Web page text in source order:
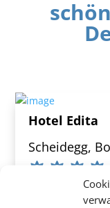
Hotel Edita
Scheidegg,